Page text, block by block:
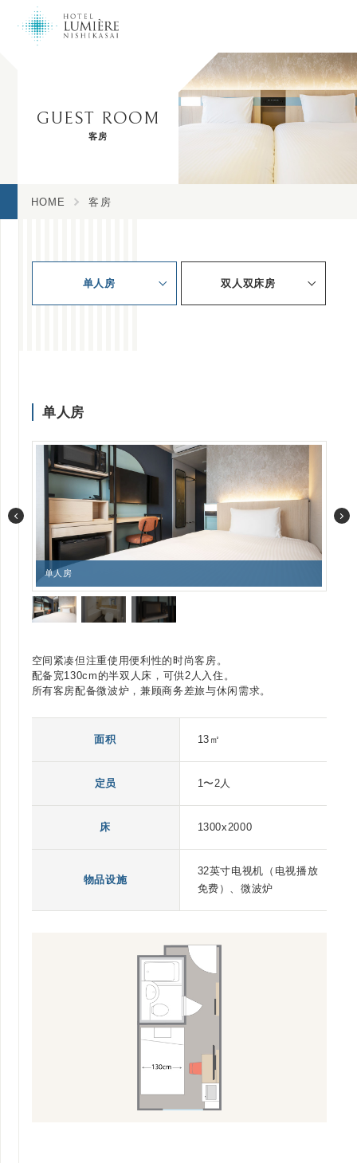
客房／費用 | 除了通往台場、東京國際展示場（Big Sight）等灣岸地區的
交通連結便利之外，住宿費用相當划算，無論是來東京商辦還是旅行，本
GUEST ROOM
客房
HOME 客房
单人房 双人双床房
单人房
单人房
空间紧凑但注重使用便利性的时尚客房。
配备宽130cm的半双人床，可供2人入住。
所有客房配备微波炉，兼顾商务差旅与休闲需求。
面积 13㎡
定员 1〜2人
床 1300x2000
物品设施
32英寸电视机（电视播放
免费）、微波炉